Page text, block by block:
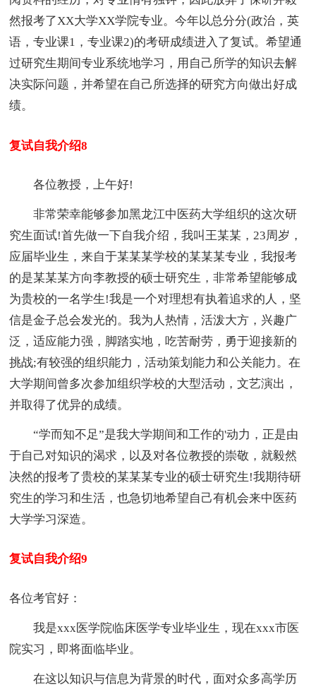
然报考了XX大学XX学院专业。今年以总分分(政治，英
语，专业课1，专业课2)的考研成绩进入了复试。希望通
过研究生期间专业系统地学习，用自己所学的知识去解
决实际问题，并希望在自己所选择的研究方向做出好成
绩。
复试自我介绍8
各位教授，上午好!
非常荣幸能够参加黑龙江中医药大学组织的这次研
究生面试!首先做一下自我介绍，我叫王某某，23周岁，
应届毕业生，来自于某某某学校的某某某专业，我报考
的是某某某方向李教授的硕士研究生，非常希望能够成
为贵校的一名学生!我是一个对理想有执着追求的人，坚
信是金子总会发光的。我为人热情，活泼大方，兴趣广
泛，适应能力强，脚踏实地，吃苦耐劳，勇于迎接新的
挑战;有较强的组织能力，活动策划能力和公关能力。在
大学期间曾多次参加组织学校的大型活动，文艺演出，
并取得了优异的成绩。
“学而知不足”是我大学期间和工作的'动力，正是由
于自己对知识的渴求，以及对各位教授的崇敬，就毅然
决然的报考了贵校的某某某专业的硕士研究生!我期待研
究生的学习和生活，也急切地希望自己有机会来中医药
大学学习深造。
复试自我介绍9
各位考官好：
我是xxx医学院临床医学专业毕业生，现在xxx市医
院实习，即将面临毕业。
在这以知识与信息为背景的时代，面对众多高学历